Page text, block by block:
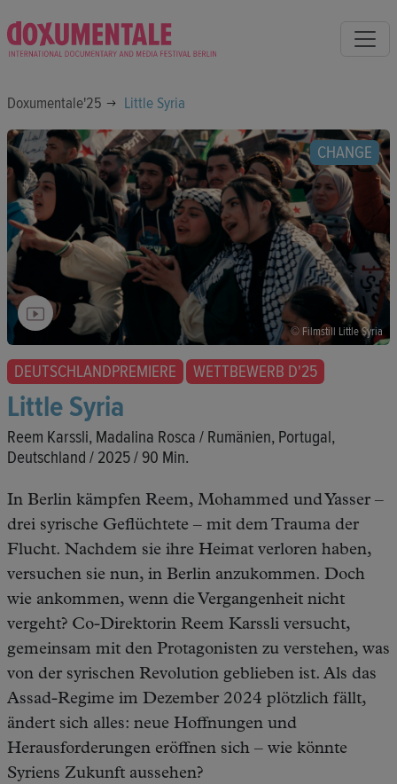
Doxumentale'25 Little Syria
© Filmstill Little Syria
CHANGE
DEUTSCHLANDPREMIERE WETTBEWERB D'25
Little Syria
Reem Karssli, Madalina Rosca / Rumänien, Portugal,
Deutschland / 2025 / 90 Min.
In Berlin kämpfen Reem, Mohammed und Yasser –
drei syrische Geflüchtete – mit dem Trauma der
Flucht. Nachdem sie ihre Heimat verloren haben,
versuchen sie nun, in Berlin anzukommen. Doch
wie ankommen, wenn die Vergangenheit nicht
vergeht? Co-Direktorin Reem Karssli versucht,
gemeinsam mit den Protagonisten zu verstehen, was
von der syrischen Revolution geblieben ist. Als das
Assad-Regime im Dezember 2024 plötzlich fällt,
ändert sich alles: neue Hoffnungen und
Herausforderungen eröffnen sich – wie könnte
Syriens Zukunft aussehen?